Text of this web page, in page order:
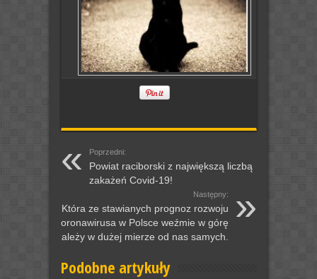
Poprzedni:
Powiat raciborski z największą liczbą
zakażeń Covid-19!
Następny:
Która ze stawianych prognoz rozwoju
koronawirusa w Polsce weźmie w górę
zależy w dużej mierze od nas samych.
Podobne artykuły